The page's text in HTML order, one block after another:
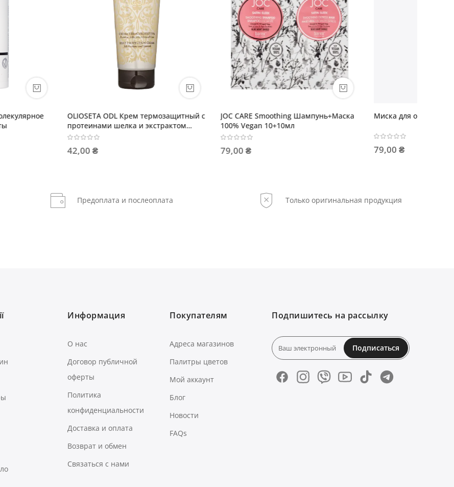
ODL Крем термозащитный с
шелка и экстрактом
JOC CARE Smoothing Шампунь+Маска
100% Vegan 10+10мл
Миска для окрашивания
Предоплата и послеоплата Только оригинальная продукция
Информация
О нас
Договор публичной
оферты
Политика
конфиденциальности
Доставка и оплата
Возврат и обмен
Связаться с нами
Покупателям
Адреса магазинов
Палитры цветов
Мой аккаунт
Блог
Новости
FAQs
Подпишитесь на рассылку
Подписаться